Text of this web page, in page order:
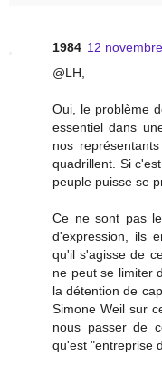
1984 12
@LH,
Oui, le problème
essentiel dans
nos
quadrillent. Si
peuple puisse se
Ce ne sont pas
d'expression, ils
qu'il s'agisse de
ne peut se limiter
la détention de
Simone Weil sur
nous passer de
qu'est "entreprise